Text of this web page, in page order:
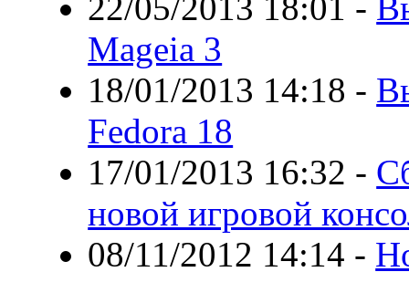
Mageia 3
18/01/2013 14:18 -
Fedora 18
17/01/2013 16:32 -
новой игровой
08/11/2012 14:14 -